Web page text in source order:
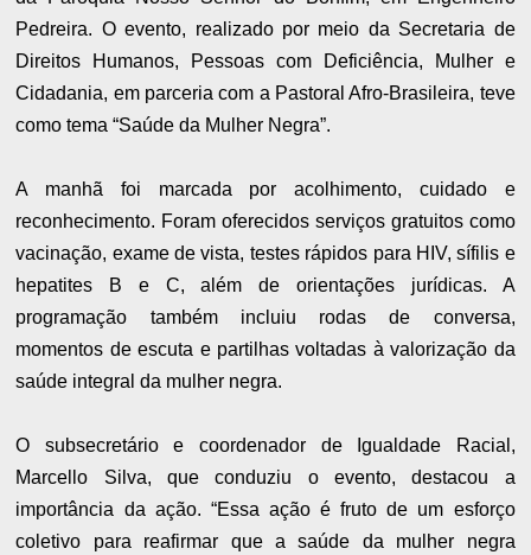
Pedreira. O evento, realizado por meio da Secretaria de
Direitos Humanos, Pessoas com Deficiência, Mulher e
Cidadania, em parceria com a Pastoral Afro-Brasileira, teve
como tema “Saúde da Mulher Negra”.
A manhã foi marcada por acolhimento, cuidado e
reconhecimento. Foram oferecidos serviços gratuitos como
vacinação, exame de vista, testes rápidos para HIV, sífilis e
hepatites B e C, além de orientações jurídicas. A
programação também incluiu rodas de conversa,
momentos de escuta e partilhas voltadas à valorização da
saúde integral da mulher negra.
O subsecretário e coordenador de Igualdade Racial,
Marcello Silva, que conduziu o evento, destacou a
importância da ação. “Essa ação é fruto de um esforço
coletivo para reafirmar que a saúde da mulher negra